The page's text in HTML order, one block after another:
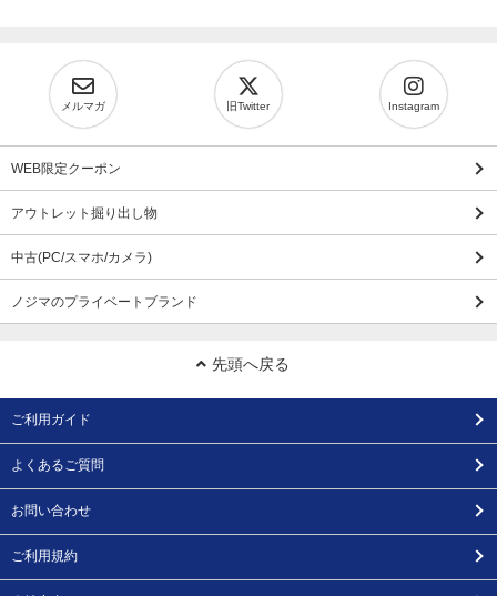
メルマガ 旧Twitter Instagram
WEB限定クーポン
アウトレット掘り出し物
中古(PC/スマホ/カメラ)
ノジマのプライベートブランド
先頭へ戻る
ご利用ガイド
よくあるご質問
お問い合わせ
ご利用規約